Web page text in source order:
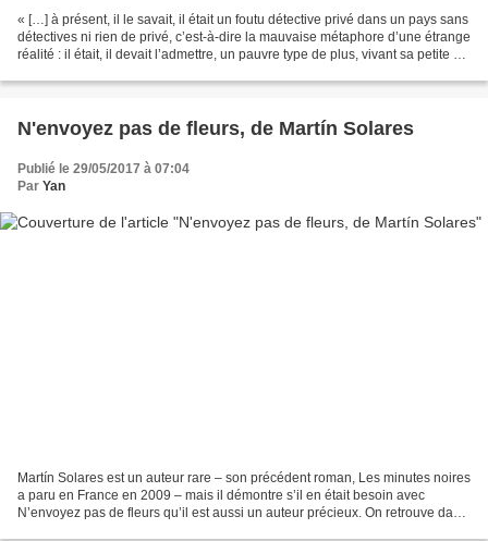
« […] à présent, il le savait, il était un foutu détective privé dans un pays sans
détectives ni rien de privé, c’est-à-dire la mauvaise métaphore d’une étrange
réalité : il était, il devait l’admettre, un pauvre type de plus, vivant sa petite vie
N'envoyez pas de fleurs, de Martín Solares
Publié le 29/05/2017 à 07:04
Par Yan
Martín Solares est un auteur rare – son précédent roman, Les minutes noires
a paru en France en 2009 – mais il démontre s’il en était besoin avec
N’envoyez pas de fleurs qu’il est aussi un auteur précieux. On retrouve dans